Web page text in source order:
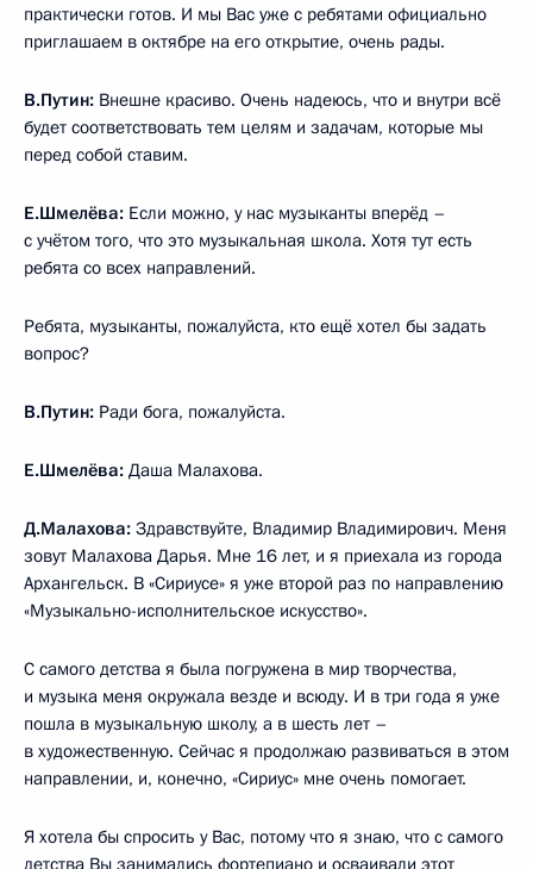
практически готов. И мы Вас уже с ребятами официально
приглашаем в октябре на его открытие, очень рады.
В.Путин: Внешне красиво. Очень надеюсь, что и внутри всё
будет соответствовать тем целям и задачам, которые мы
перед собой ставим.
Е.Шмелёва: Если можно, у нас музыканты вперёд –
с учётом того, что это музыкальная школа. Хотя тут есть
ребята со всех направлений.
Ребята, музыканты, пожалуйста, кто ещё хотел бы задать
вопрос?
В.Путин: Ради бога, пожалуйста.
Е.Шмелёва: Даша Малахова.
Д.Малахова: Здравствуйте, Владимир Владимирович. Меня
зовут Малахова Дарья. Мне 16 лет, и я приехала из города
Архангельск. В «Сириусе» я уже второй раз по направлению
«Музыкально-исполнительское искусство».
С самого детства я была погружена в мир творчества,
и музыка меня окружала везде и всюду. И в три года я уже
пошла в музыкальную школу, а в шесть лет –
в художественную. Сейчас я продолжаю развиваться в этом
направлении, и, конечно, «Сириус» мне очень помогает.
Я хотела бы спросить у Вас, потому что я знаю, что с самого
детства Вы занимались фортепиано и осваивали этот